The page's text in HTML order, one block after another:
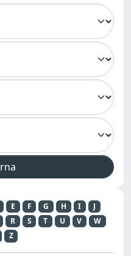
E F G H I
J
R S T U V
W
Z